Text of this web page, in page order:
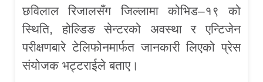
छविलाल रिजालसँग जिल्लामा कोभिड–१९ को
स्थिति, होल्डिङ सेन्टरको अवस्था र एन्टिजेन
परीक्षणबारे टेलिफोनमार्फत जानकारी लिएको प्रेस
संयोजक भट्टराईले बताए।